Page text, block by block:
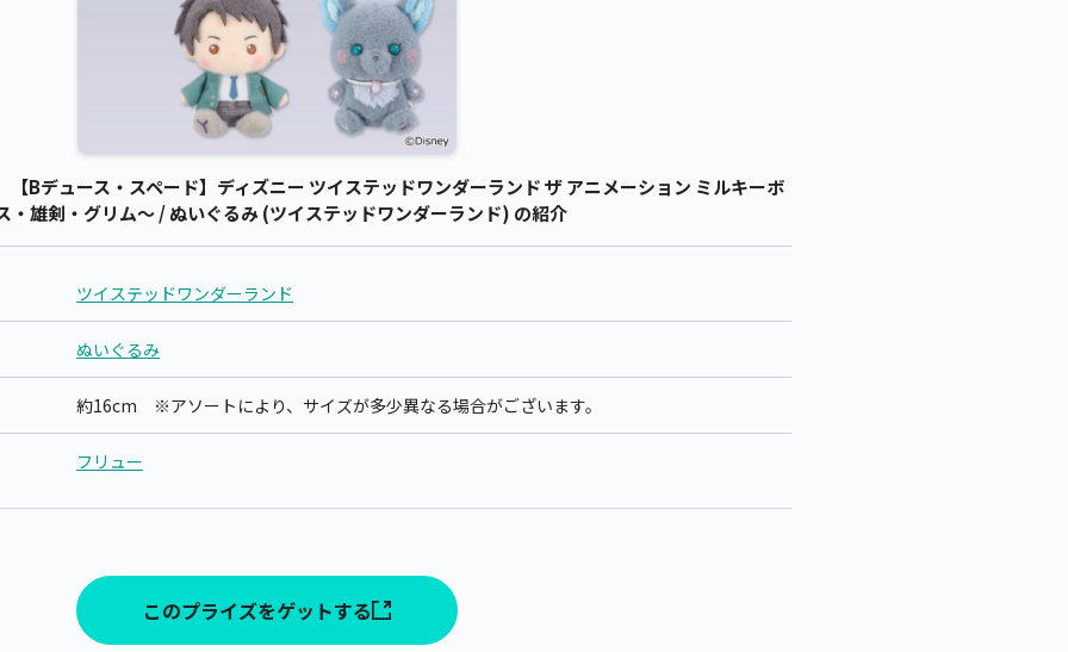
Bデュース・スペード】ディズニー ツイステッドワンダーランド ザ アニメーション ミルキーボ
・雄剣・グリム～ / ぬいぐるみ (ツイステッドワンダーランド) の紹介
ツイステッドワンダーランド
ぬいぐるみ
約16cm ※アソートにより、サイズが多少異なる場合がございます。
フリュー
このプライズをゲットする